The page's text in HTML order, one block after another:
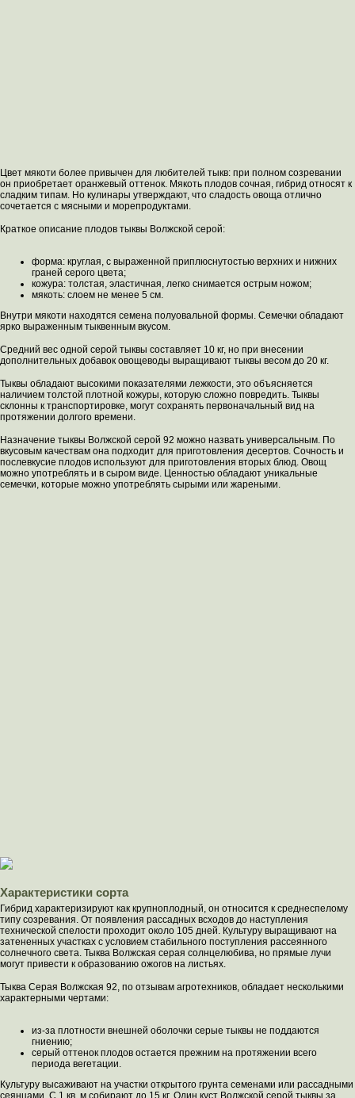
Цвет мякоти более привычен для любителей тыкв: при полном созревании
он приобретает оранжевый оттенок. Мякоть плодов сочная, гибрид относят к
сладким типам. Но кулинары утверждают, что сладость овоща отлично
сочетается с мясными и морепродуктами.
Краткое описание плодов тыквы Волжской серой:
форма: круглая, с выраженной приплюснутостью верхних и нижних
граней серого цвета;
кожура: толстая, эластичная, легко снимается острым ножом;
мякоть: слоем не менее 5 см.
Внутри мякоти находятся семена полуовальной формы. Семечки обладают
ярко выраженным тыквенным вкусом.
Средний вес одной серой тыквы составляет 10 кг, но при внесении
дополнительных добавок овощеводы выращивают тыквы весом до 20 кг.
Тыквы обладают высокими показателями лежкости, это объясняется
наличием толстой плотной кожуры, которую сложно повредить. Тыквы
склонны к транспортировке, могут сохранять первоначальный вид на
протяжении долгого времени.
Назначение тыквы Волжской серой 92 можно назвать универсальным. По
вкусовым качествам она подходит для приготовления десертов. Сочность и
послевкусие плодов используют для приготовления вторых блюд. Овощ
можно употреблять и в сыром виде. Ценностью обладают уникальные
семечки, которые можно употреблять сырыми или жареными.
Характеристики сорта
Гибрид характеризируют как крупноплодный, он относится к среднеспелому
типу созревания. От появления рассадных всходов до наступления
технической спелости проходит около 105 дней. Культуру выращивают на
затененных участках с условием стабильного поступления рассеянного
солнечного света. Тыква Волжская серая солнцелюбива, но прямые лучи
могут привести к образованию ожогов на листьях.
Тыква Серая Волжская 92, по отзывам агротехников, обладает несколькими
характерными чертами:
из-за плотности внешней оболочки серые тыквы не поддаются
гниению;
серый оттенок плодов остается прежним на протяжении всего
периода вегетации.
Культуру высаживают на участки открытого грунта семенами или рассадными
сеянцами. С 1 кв. м собирают до 15 кг. Один куст Волжской серой тыквы за